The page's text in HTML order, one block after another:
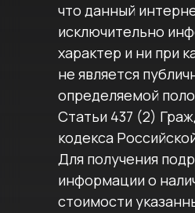
что данный
исключительно
характер и ни при
не является
определяемой
Статьи 437 (2)
кодекса
Для получения
информации о
стоимости